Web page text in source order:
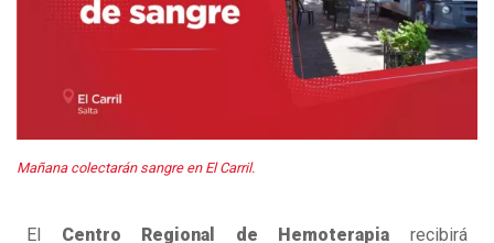
Mañana colectarán sangre en El Carril.
El Centro Regional de Hemoterapia recibirá